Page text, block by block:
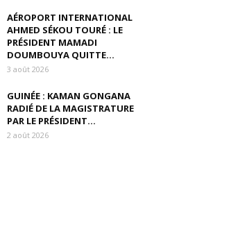
AÉROPORT INTERNATIONAL
AHMED SÉKOU TOURÉ : LE
PRÉSIDENT MAMADI
DOUMBOUYA QUITTE...
3 août 2026
GUINÉE : KAMAN GONGANA
RADIÉ DE LA MAGISTRATURE
PAR LE PRÉSIDENT...
2 août 2026